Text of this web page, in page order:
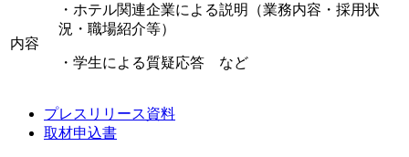
内容
・ホテル関連企業による説明（業務内容・採用状
況・職場紹介等）
・学生による質疑応答 など
プレスリリース資料
取材申込書